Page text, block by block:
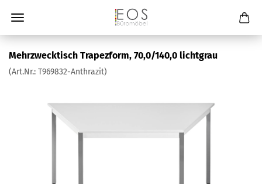
Mehrzwecktisch Trapezform, 70,0/140,0 lichtgrau
(Art.Nr.: T969832-Anthrazit)